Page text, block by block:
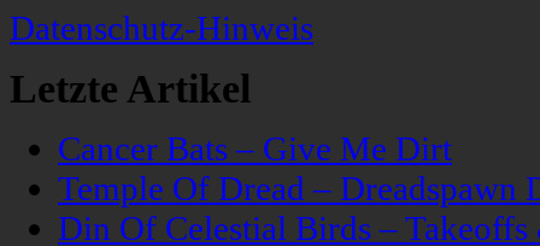
Datenschutz-Hinweis
Letzte Artikel
Cancer Bats – Give Me Dirt
Temple Of Dread – Dreadspawn
Din Of Celestial Birds –